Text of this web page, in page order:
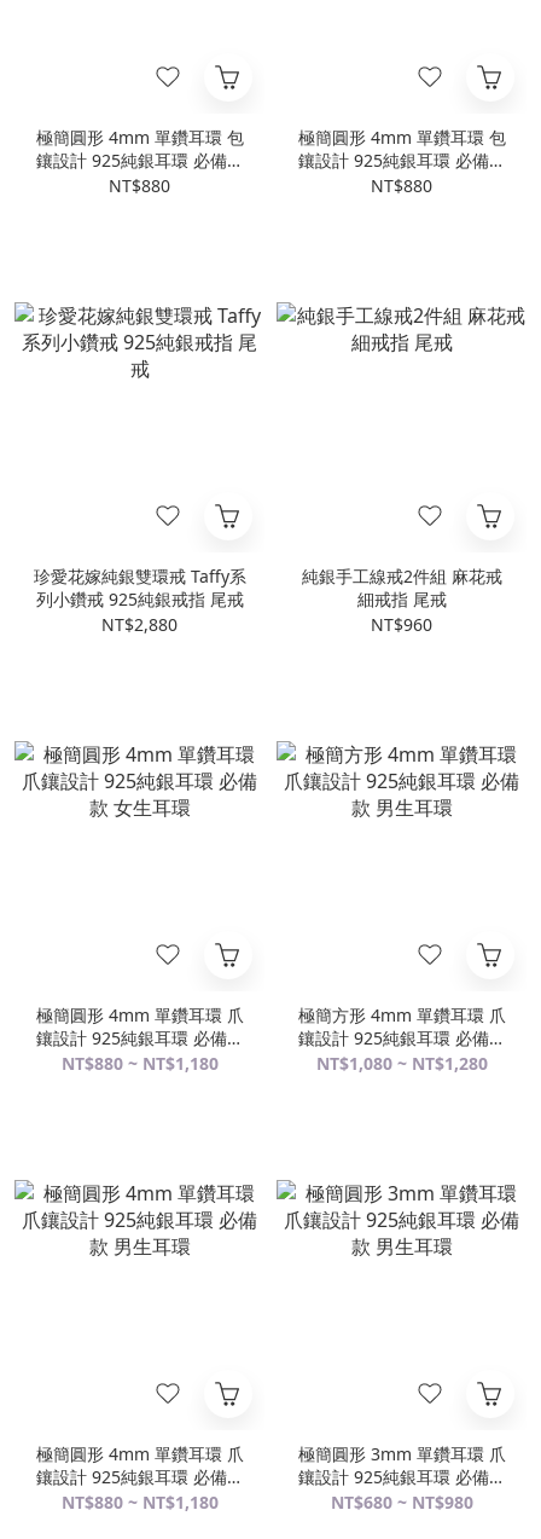
極簡圓形 4mm 單鑽耳環 包
鑲設計 925純銀耳環 必備款
男生耳環
NT$880
極簡圓形 4mm 單鑽耳環 包
鑲設計 925純銀耳環 必備款
女生耳環
NT$880
珍愛花嫁純銀雙環戒 Taffy系
列小鑽戒 925純銀戒指 尾戒
NT$2,880
純銀手工線戒2件組 麻花戒
細戒指 尾戒
NT$960
極簡圓形 4mm 單鑽耳環 爪
鑲設計 925純銀耳環 必備款
女生耳環
NT$880 ~ NT$1,180
極簡方形 4mm 單鑽耳環 爪
鑲設計 925純銀耳環 必備款
男生耳環
NT$1,080 ~ NT$1,280
極簡圓形 4mm 單鑽耳環 爪
鑲設計 925純銀耳環 必備款
男生耳環
NT$880 ~ NT$1,180
極簡圓形 3mm 單鑽耳環 爪
鑲設計 925純銀耳環 必備款
男生耳環
NT$680 ~ NT$980